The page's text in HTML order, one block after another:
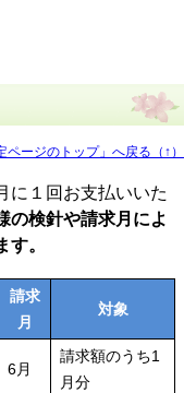
ページのトップ」へ戻る（↑）
に１回お支払いいた
の検針や請求月によ
す。
請求
月
対象
6月
請求額のうち1
月分